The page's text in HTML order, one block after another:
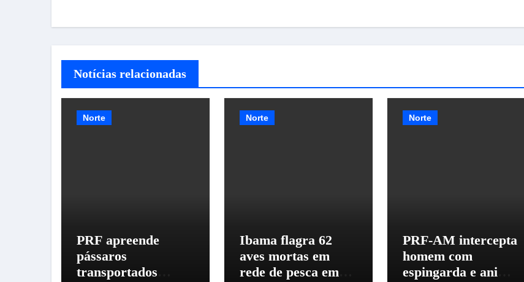
Notícias relacionadas
Norte
PRF apreende
pássaros
transportados
Norte
Ibama flagra 62
aves mortas em
rede de pesca em
Norte
PRF-AM intercepta
homem com
espingarda e animal